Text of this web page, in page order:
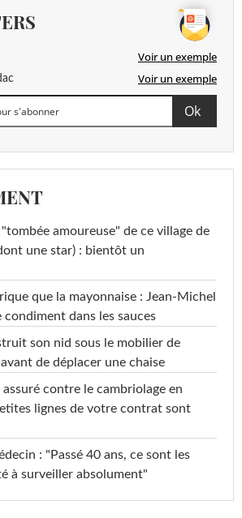
Voir un exemple
Voir un exemple
amoureuse" de ce village de
une star) : bientôt un
que la mayonnaise : Jean-Michel
dans les sauces
son nid sous le mobilier de
de déplacer une chaise
contre le cambriolage en
lignes de votre contrat sont
: "Passé 40 ans, ce sont les
à surveiller absolument"